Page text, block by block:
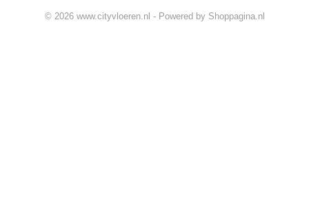
© 2026 www.cityvloeren.nl - Powered by Shoppagina.nl